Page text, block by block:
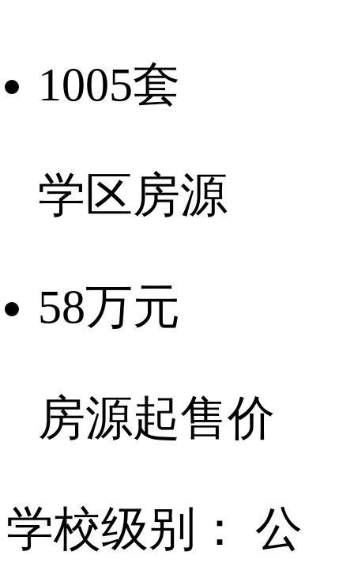
1005套
学区房源
58万元
房源起售价
学校级别：
公